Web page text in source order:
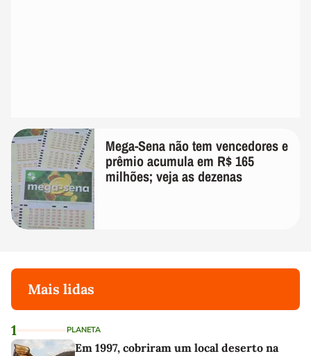
Mega-Sena não tem vencedores e
prêmio acumula em R$ 165
milhões; veja as dezenas
Mais lidas
1 PLANETA
Em 1997, cobriram um local deserto na